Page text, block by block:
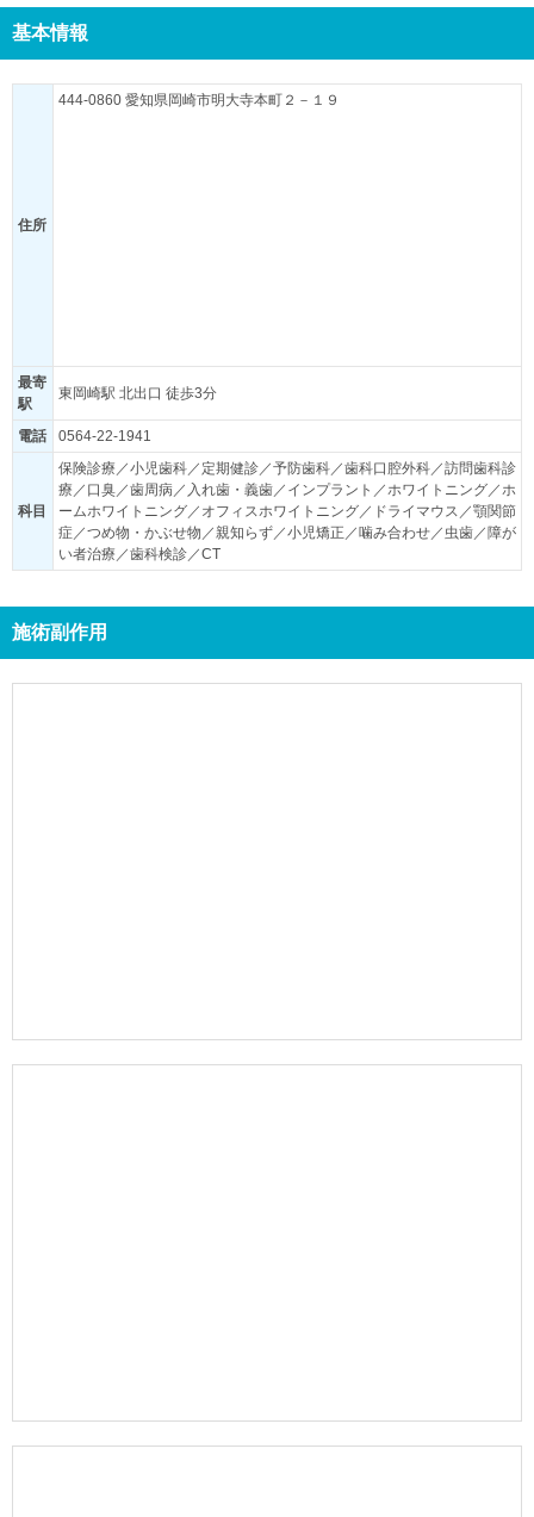
基本情報
住所
444-0860 愛知県岡崎市明大寺本町２－１９
最寄
駅
東岡崎駅 北出口 徒歩3分
電話 0564-22-1941
科目
保険診療／小児歯科／定期健診／予防歯科／歯科口腔外科／訪問歯科診
療／口臭／歯周病／入れ歯・義歯／インプラント／ホワイトニング／ホ
ームホワイトニング／オフィスホワイトニング／ドライマウス／顎関節
症／つめ物・かぶせ物／親知らず／小児矯正／噛み合わせ／虫歯／障が
い者治療／歯科検診／CT
施術副作用